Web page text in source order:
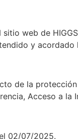
web de
y
de la
Acceso a
02/07/2025.